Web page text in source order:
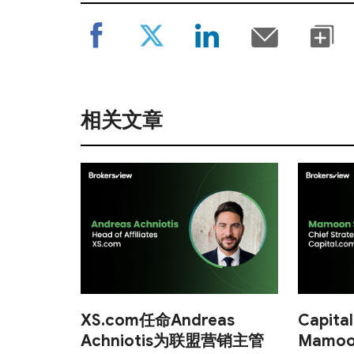
相关文章
XS.com任命Andreas
Achniotis为联盟营销主管